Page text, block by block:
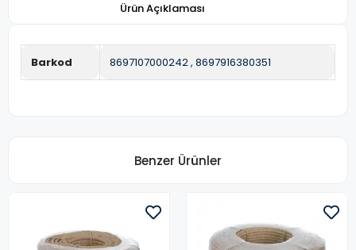
Ürün Açıklaması
Barkod 8697107000242, 8697916380351
Benzer Ürünler